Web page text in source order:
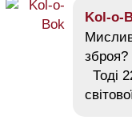
Kol-o-
зброя?
Тоді